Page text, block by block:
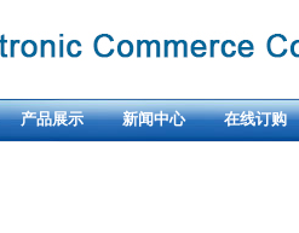
产品展示 新闻中心 在线订购